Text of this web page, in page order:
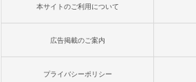
本サイトのご利用について
広告掲載のご案内
プライバシーポリシー